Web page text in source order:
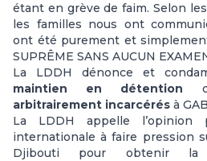
étant en grève de faim. Selon
les familles nous ont
ont été purement et
SUPRÊME SANS AUCUN
La LDDH dénonce et
maintien en détention
arbitrairement incarcérés à
La LDDH appelle l’opinion
internationale à faire pression
Djibouti pour obtenir